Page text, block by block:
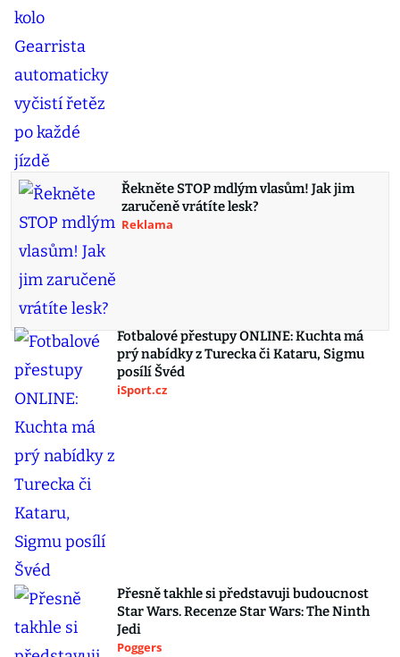
Řekněte STOP mdlým vlasům! Jak jim
zaručeně vrátíte lesk?
Reklama
Fotbalové přestupy ONLINE: Kuchta má
prý nabídky z Turecka či Kataru, Sigmu
posílí Švéd
iSport.cz
Přesně takhle si představuji budoucnost
Star Wars. Recenze Star Wars: The Ninth
Jedi
Poggers